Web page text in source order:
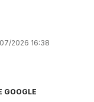
2026 16:38
GOOGLE